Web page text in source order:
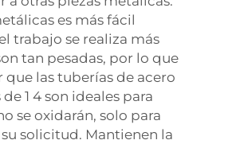
es más fácil
trabajo se realiza más
tan pesadas, por lo que
las tuberías de acero
1 4 son ideales para
se oxidarán, solo para
solicitud. Mantienen la